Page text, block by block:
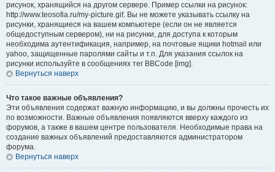
рисунок, хранящийся на другом сервере. Пример ссылки на рисунок:
http://www.teosofia.ru/my-picture.gif. Вы не можете указывать ссылку на
рисунки, хранящиеся на вашем компьютере (если он не является
общедоступным сервером), ни на рисунки, для доступа к которым
необходима аутентификация, например, на почтовые ящики hotmail или
yahoo, защищенные паролями сайты и т.п. Для указания ссылок на
рисунки используйте в сообщениях тег BBCode [img].
Вернуться наверх
Что такое важные объявления?
Эти объявления содержат важную информацию, и вы должны прочесть их
по возможности. Важные объявления появляются вверху каждого из
форумов, а также в вашем центре пользователя. Необходимые права на
создание важных объявлений предоставляются администратором
форума.
Вернуться наверх